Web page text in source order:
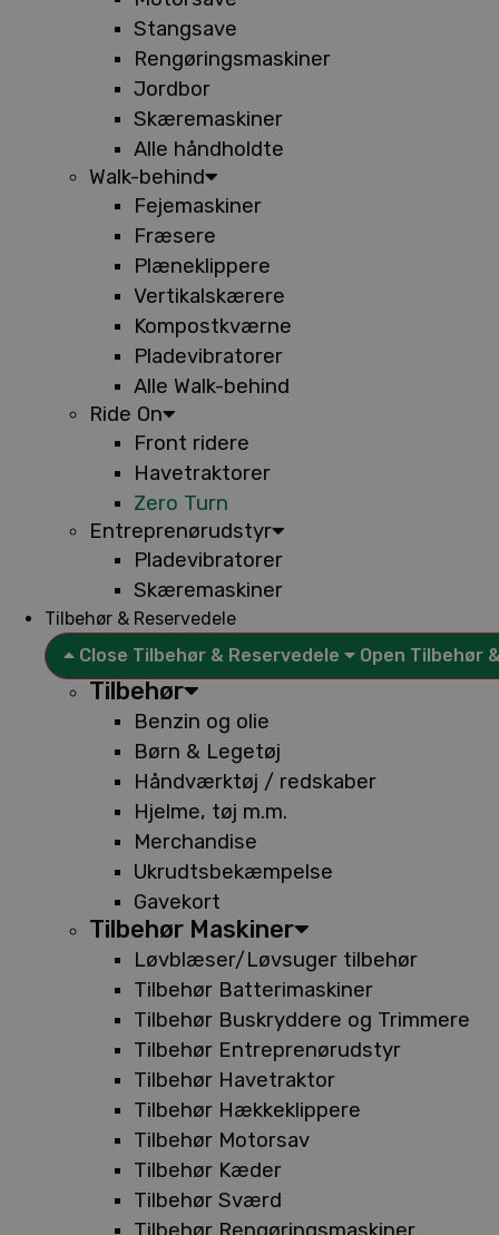
Stangsave
Rengøringsmaskiner
Jordbor
Skæremaskiner
Alle håndholdte
Walk-behind
Fejemaskiner
Fræsere
Plæneklippere
Vertikalskærere
Kompostkværne
Pladevibratorer
Alle Walk-behind
Ride On
Front ridere
Havetraktorer
Zero Turn
Entreprenørudstyr
Pladevibratorer
Skæremaskiner
Tilbehør & Reservedele
Close Tilbehør & Reservedele
Open Tilbehør
Tilbehør
Benzin og olie
Børn & Legetøj
Håndværktøj / redskaber
Hjelme, tøj m.m.
Merchandise
Ukrudtsbekæmpelse
Gavekort
Tilbehør Maskiner
Løvblæser/Løvsuger tilbehør
Tilbehør Batterimaskiner
Tilbehør Buskryddere og Trimmere
Tilbehør Entreprenørudstyr
Tilbehør Havetraktor
Tilbehør Hækkeklippere
Tilbehør Motorsav
Tilbehør Kæder
Tilbehør Sværd